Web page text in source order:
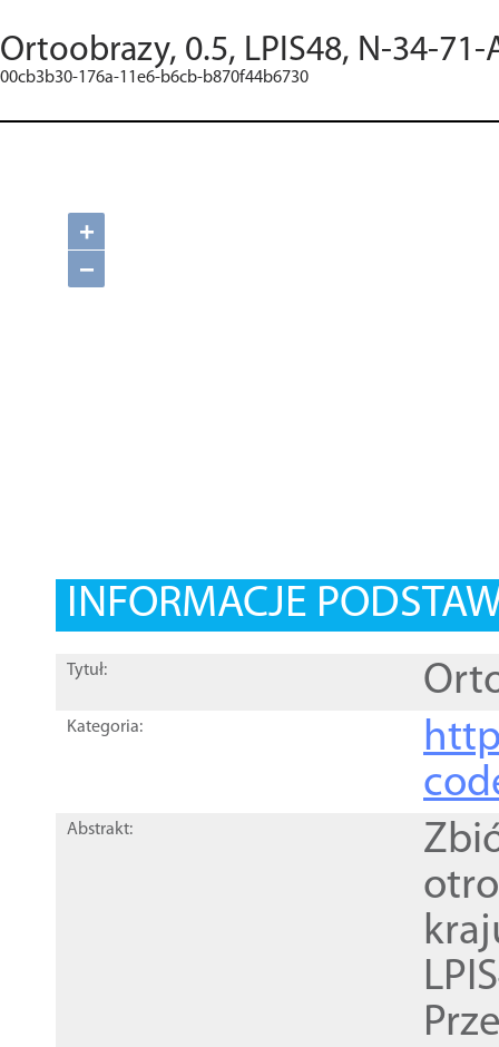
Ortoobrazy, 0.5, LPIS48, N-34-71-
00cb3b30-176a-11e6-b6cb-b870f44b6730
+
−
INFORMACJE
Tytuł:
Kategoria:
Abstrakt: